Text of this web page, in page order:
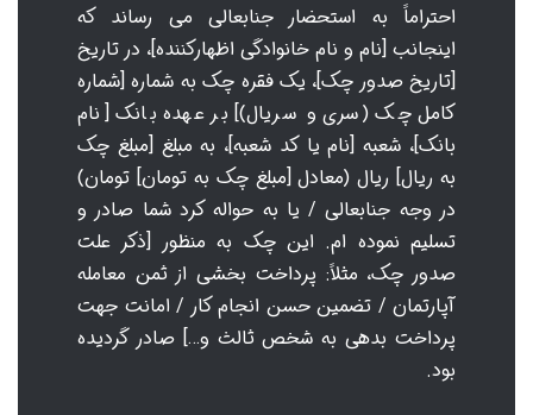
احتراماً به استحضار جنابعالی می رساند که
اینجانب [نام و نام خانوادگی اظهارکننده]، در تاریخ
[تاریخ صدور چک]، یک فقره چک به شماره [شماره
کامل چک (سری و سریال)] بر عهده بانک [نام
بانک]، شعبه [نام یا کد شعبه]، به مبلغ [مبلغ چک
به ریال] ریال (معادل [مبلغ چک به تومان] تومان)
در وجه جنابعالی / یا به حواله کرد شما صادر و
تسلیم نموده ام. این چک به منظور [ذکر علت
صدور چک، مثلاً: پرداخت بخشی از ثمن معامله
آپارتمان / تضمین حسن انجام کار / امانت جهت
پرداخت بدهی به شخص ثالث و…] صادر گردیده
بود.